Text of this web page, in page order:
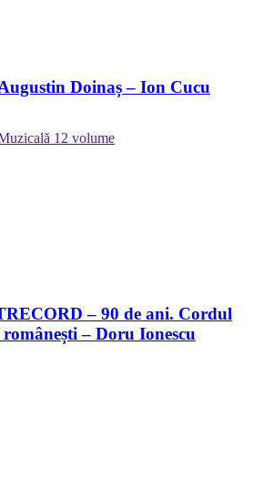
Doinaș – Ion Cucu
12 volume
– 90 de ani. Cordul
– Doru Ionescu